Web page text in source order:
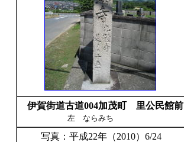
伊賀街道古道004加茂町 里公民館前
左 ならみち
写真：平成22年（2010）6/24